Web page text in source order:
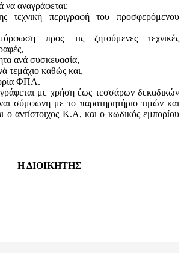
να αναγράφεται:
τεχνική περιγραφή του προσφερόμενου
προς τις ζητούμενες τεχνικές
ανά συσκευασία,
τεμάχιο καθώς και,
ΦΠΑ.
με χρήση έως τεσσάρων δεκαδικών
σύμφωνη με το παρατηρητήριο τιμών και
ο αντίστοιχος Κ.Α, και ο κωδικός εμπορίου
Η ΔΙΟΙΚΗΤΗΣ